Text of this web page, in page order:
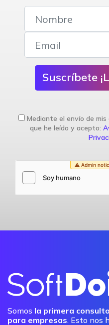
Suscríbete
Mediante el envío de
que he leído y acepto:
Somos la primera
para empresas. Esto nos